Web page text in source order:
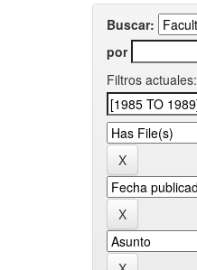
Buscar:
por
Filtros actuales: